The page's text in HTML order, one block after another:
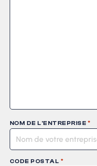
NOM DE L'ENTREPRISE *
CODE POSTAL *